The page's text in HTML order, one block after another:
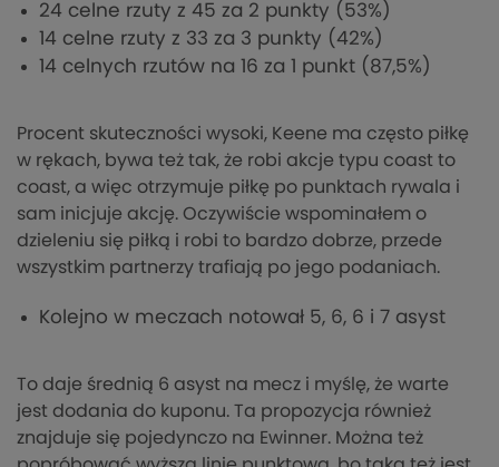
24 celne rzuty z 45 za 2 punkty (53%)
14 celne rzuty z 33 za 3 punkty (42%)
14 celnych rzutów na 16 za 1 punkt (87,5%)
Procent skuteczności wysoki, Keene ma często piłkę
w rękach, bywa też tak, że robi akcje typu coast to
coast, a więc otrzymuje piłkę po punktach rywala i
sam inicjuje akcję. Oczywiście wspominałem o
dzieleniu się piłką i robi to bardzo dobrze, przede
wszystkim partnerzy trafiają po jego podaniach.
Kolejno w meczach notował 5, 6, 6 i 7 asyst
To daje średnią 6 asyst na mecz i myślę, że warte
jest dodania do kuponu. Ta propozycja również
znajduje się pojedynczo na Ewinner. Można też